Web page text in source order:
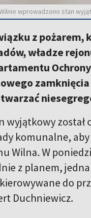
wprowadzono stan
z pożarem,
władze
wyjątkowy został
komunalne, aby
Wilna. W
z planem,
do
Duchniewicz.